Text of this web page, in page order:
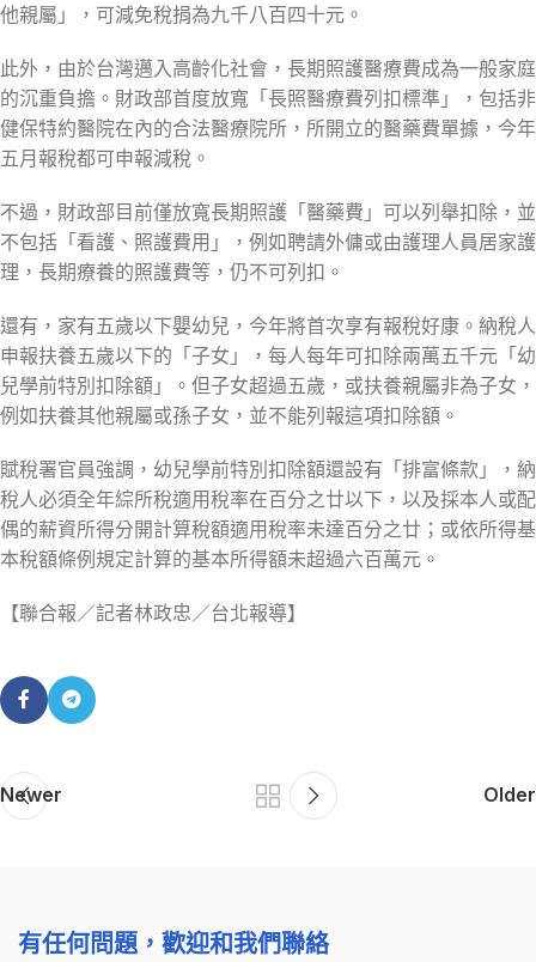
他親屬」，可減免稅捐為九千八百四十元。
此外，由於台灣邁入高齡化社會，長期照護醫療費成為一般家庭
的沉重負擔。財政部首度放寬「長照醫療費列扣標準」，包括非
健保特約醫院在內的合法醫療院所，所開立的醫藥費單據，今年
五月報稅都可申報減稅。
不過，財政部目前僅放寬長期照護「醫藥費」可以列舉扣除，並
不包括「看護、照護費用」，例如聘請外傭或由護理人員居家護
理，長期療養的照護費等，仍不可列扣。
還有，家有五歲以下嬰幼兒，今年將首次享有報稅好康。納稅人
申報扶養五歲以下的「子女」，每人每年可扣除兩萬五千元「幼
兒學前特別扣除額」。但子女超過五歲，或扶養親屬非為子女，
例如扶養其他親屬或孫子女，並不能列報這項扣除額。
賦稅署官員強調，幼兒學前特別扣除額還設有「排富條款」，納
稅人必須全年綜所稅適用稅率在百分之廿以下，以及採本人或配
偶的薪資所得分開計算稅額適用稅率未達百分之廿；或依所得基
本稅額條例規定計算的基本所得額未超過六百萬元。
【聯合報／記者林政忠／台北報導】
Newer Older
有任何問題，歡迎和我們聯絡